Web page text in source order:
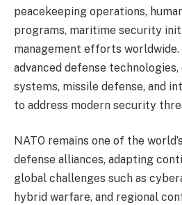
peacekeeping operations,
programs, maritime security
management efforts
advanced defense
systems, missile defense, and
to address modern security
NATO remains one of the
defense alliances, adapting
global challenges such as
hybrid warfare, and regional